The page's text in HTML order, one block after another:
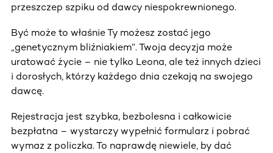
przeszczep szpiku od dawcy niespokrewnionego.
Być może to właśnie Ty możesz zostać jego
„genetycznym bliźniakiem”. Twoja decyzja może
uratować życie – nie tylko Leona, ale też innych dzieci
i dorosłych, którzy każdego dnia czekają na swojego
dawcę.
Rejestracja jest szybka, bezbolesna i całkowicie
bezpłatna – wystarczy wypełnić formularz i pobrać
wymaz z policzka. To naprawdę niewiele, by dać